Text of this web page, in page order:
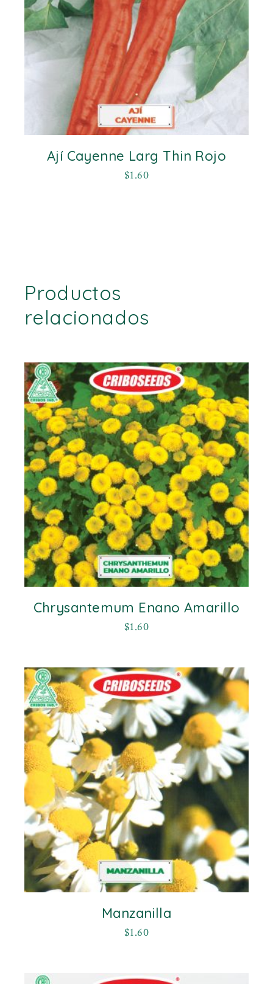
Ají Cayenne Larg Thin Rojo
$1.60
Productos
relacionados
Chrysantemum Enano Amarillo
$1.60
Manzanilla
$1.60